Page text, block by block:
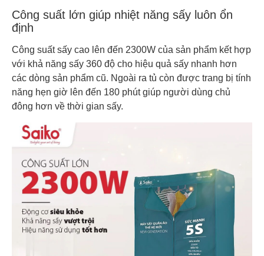
Công suất lớn giúp nhiệt năng sấy luôn ổn
định
Công suất sấy cao lên đến 2300W của sản phẩm kết hợp
với khả năng sấy 360 độ cho hiệu quả sấy nhanh hơn
các dòng sản phẩm cũ. Ngoài ra tủ còn được trang bị tính
năng hẹn giờ lên đến 180 phút giúp người dùng chủ
đông hơn về thời gian sấy.